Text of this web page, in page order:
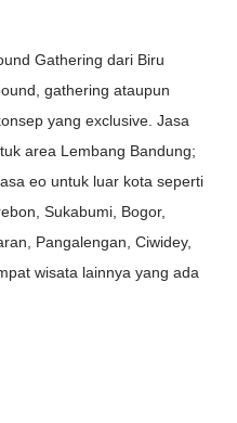
Gathering dari Biru
gathering ataupun
yang exclusive. Jasa
area Lembang Bandung;
eo untuk luar kota seperti
Sukabumi, Bogor,
Pangalengan, Ciwidey,
wisata lainnya yang ada